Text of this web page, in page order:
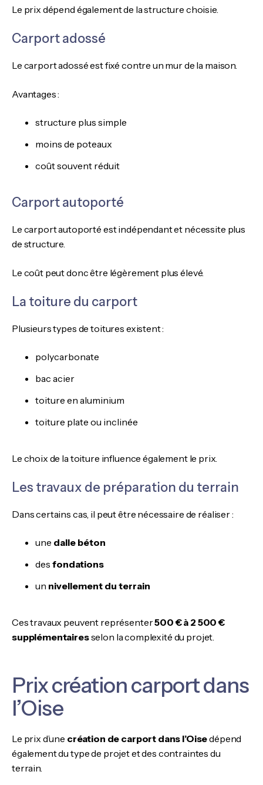
Le prix dépend également de la structure choisie.
Carport adossé
Le carport adossé est fixé contre un mur de la maison.
Avantages :
structure plus simple
moins de poteaux
coût souvent réduit
Carport autoporté
Le carport autoporté est indépendant et nécessite plus
de structure.
Le coût peut donc être légèrement plus élevé.
La toiture du carport
Plusieurs types de toitures existent :
polycarbonate
bac acier
toiture en aluminium
toiture plate ou inclinée
Le choix de la toiture influence également le prix.
Les travaux de préparation du terrain
Dans certains cas, il peut être nécessaire de réaliser :
une dalle béton
des fondations
un nivellement du terrain
Ces travaux peuvent représenter500 € à 2 500 €
supplémentairesselon la complexité du projet.
Prix création carport dans
l’Oise
Le prix d’une création de carport dans l’Oisedépend
également du type de projet et des contraintes du
terrain.